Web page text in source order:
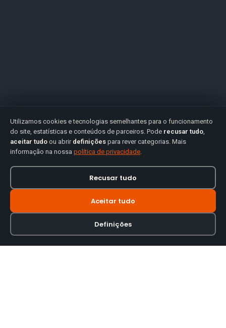
Utilizamos cookies e tecnologias semelhantes para o funcionamento
do site, estatísticas e conteúdos de parceiros. Pode recusar tudo,
aceitar tudo ou abrir definições para rever categorias. Mais
informação na nossa política de privacidade.
Recusar tudo
Aceitar tudo
Definições